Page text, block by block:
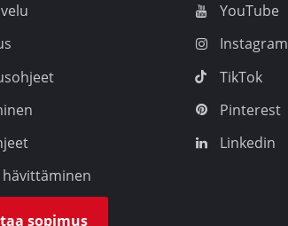
sopimus
YouTube
Instagram
TikTok
Pinterest
Linkedin